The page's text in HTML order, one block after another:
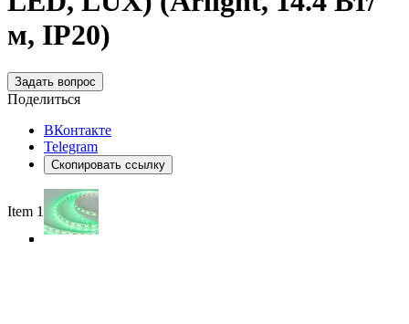
м, IP20)
Задать вопрос
Поделиться
ВКонтакте
Telegram
Скопировать ссылку
Item 1 of 4